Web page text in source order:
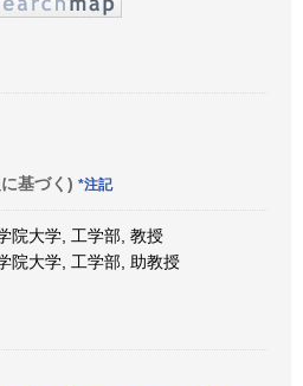
基づく) *注記
院大学, 工学部, 教授
院大学, 工学部, 助教授